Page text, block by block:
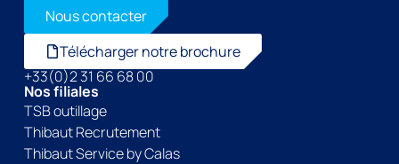
Nous contacter
Télécharger notre brochure
+33(0)2 31 66 68 00
Nos filiales
TSB outillage
Thibaut Recrutement
Thibaut Service by Calas